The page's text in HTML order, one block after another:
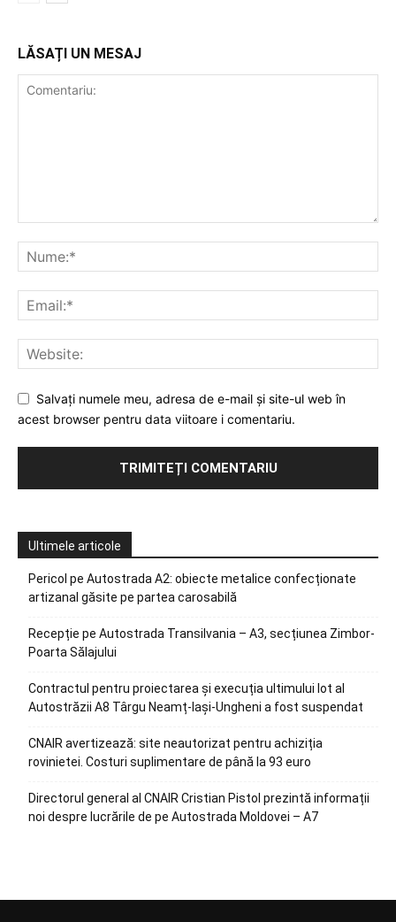
LĂSAȚI UN MESAJ
Salvați numele meu, adresa de e-mail și site-ul web în
acest browser pentru data viitoare i comentariu.
Ultimele articole
Pericol pe Autostrada A2: obiecte metalice confecționate
artizanal găsite pe partea carosabilă
Recepție pe Autostrada Transilvania – A3, secțiunea Zimbor-
Poarta Sălajului
Contractul pentru proiectarea și execuția ultimului lot al
Autostrăzii A8 Târgu Neamț-Iași-Ungheni a fost suspendat
CNAIR avertizează: site neautorizat pentru achiziția
rovinietei. Costuri suplimentare de până la 93 euro
Directorul general al CNAIR Cristian Pistol prezintă informații
noi despre lucrările de pe Autostrada Moldovei – A7